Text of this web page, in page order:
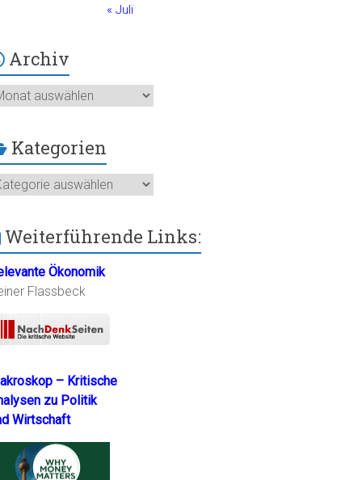
« Juli
Archiv
Kategorien
Weiterführende Links:
Ökonomik
Flassbeck
– Kritische
zu Politik
Wirtschaft